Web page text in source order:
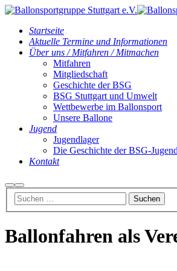
Startseite
Aktuelle Termine und Informationen
Über uns / Mitfahren / Mitmachen
Mitfahren
Mitgliedschaft
Geschichte der BSG
BSG Stuttgart und Umwelt
Wettbewerbe im Ballonsport
Unsere Ballone
Jugend
Jugendlager
Die Geschichte der BSG-Jugend
Kontakt
Suchen
Hauptmenü
Ballonfahren als